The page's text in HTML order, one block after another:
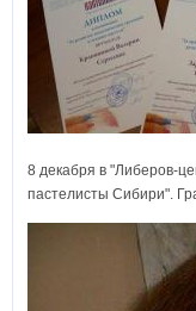
8 декабря в "Либеров-
пастелисты Сибири".